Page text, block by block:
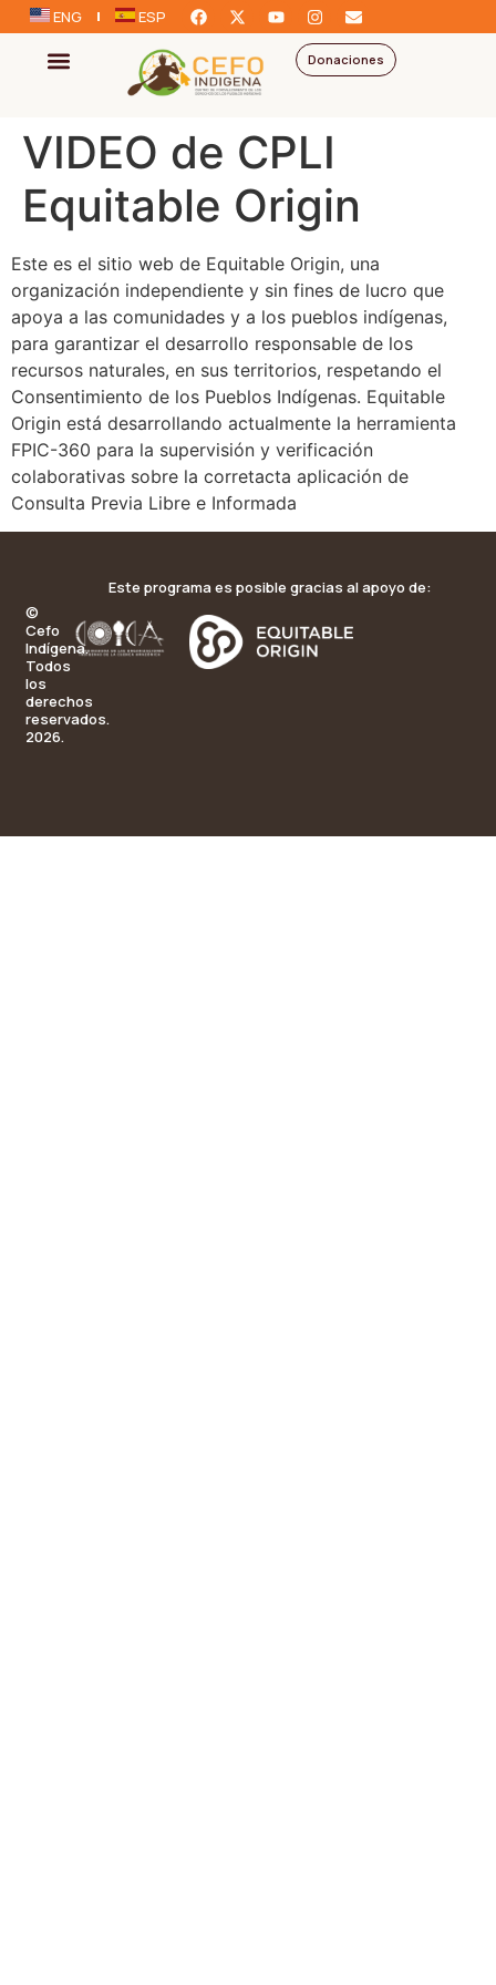
ENG ESP
Donaciones
VIDEO de CPLI
Equitable Origin
Este es el sitio web de Equitable Origin, una
organización independiente y sin fines de lucro que
apoya a las comunidades y a los pueblos indígenas,
para garantizar el desarrollo responsable de los
recursos naturales, en sus territorios, respetando el
Consentimiento de los Pueblos Indígenas. Equitable
Origin está desarrollando actualmente la herramienta
FPIC-360 para la supervisión y verificación
colaborativas sobre la corretacta aplicación de
Consulta Previa Libre e Informada
©
Cefo
Indígena.
Todos
los
derechos
reservados.
2026.
Este programa es posible gracias al apoyo de: